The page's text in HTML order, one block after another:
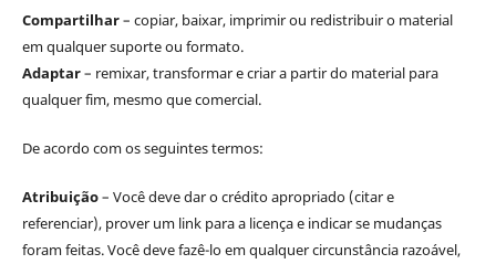
Compartilhar– copiar, baixar, imprimir ou redistribuir o material
em qualquer suporte ou formato.
Adaptar– remixar, transformar e criar a partir do material para
qualquer fim, mesmo que comercial.
De acordo com os seguintes termos:
Atribuição– Você deve dar o crédito apropriado (citar e
referenciar), prover um link para a licença e indicar se mudanças
foram feitas. Você deve fazê-lo em qualquer circunstância razoável,